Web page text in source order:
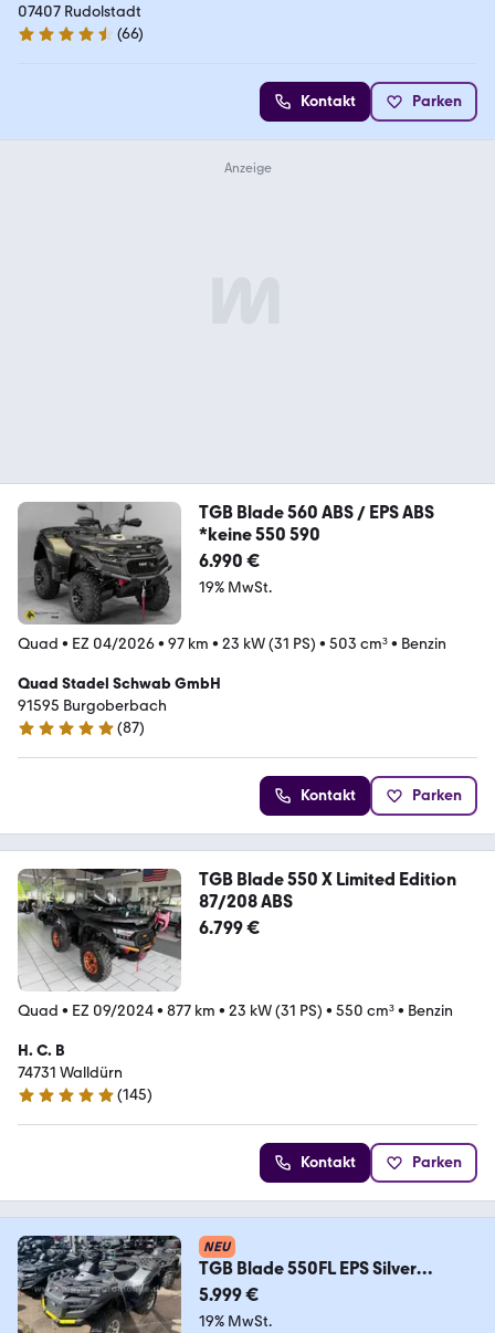
07407 Rudolstadt
4.7 Sterne
(66)
Kontakt Parken
TGB Blade 560 ABS / EPS ABS
*keine 550 590
6.990 €
19% MwSt.
Quad • EZ 04/2026• 97 km • 23 kW (31 PS) • 503 cm³• Benzin
Quad Stadel Schwab GmbH
91595 Burgoberbach
5 Sterne
(87)
Kontakt Parken
TGB Blade 550 X Limited Edition
87/208 ABS
6.799 €
Quad • EZ 09/2024• 877 km • 23 kW (31 PS) • 550 cm³• Benzin
H. C. B
74731 Walldürn
4.9 Sterne
(145)
Kontakt Parken
NEU
TGB Blade 550FL EPS Silver
Edition*LED*LOF*
5.999 €
19% MwSt.